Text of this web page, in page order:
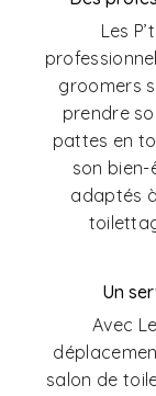
Les
groomers
prendre
pattes en
son
adaptés
Un
Avec
salon de